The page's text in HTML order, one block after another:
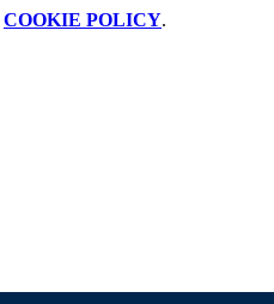
COOKIE POLICY.